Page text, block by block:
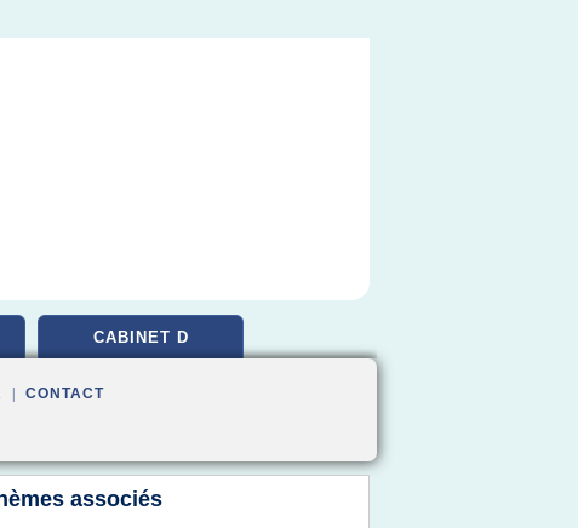
CABINET D
CONTACT
associés